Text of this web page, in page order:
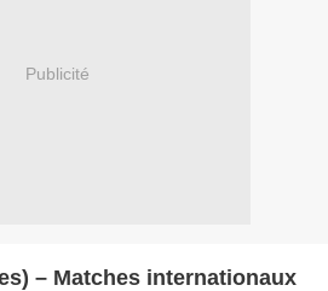
Publicité
– Matches internationaux